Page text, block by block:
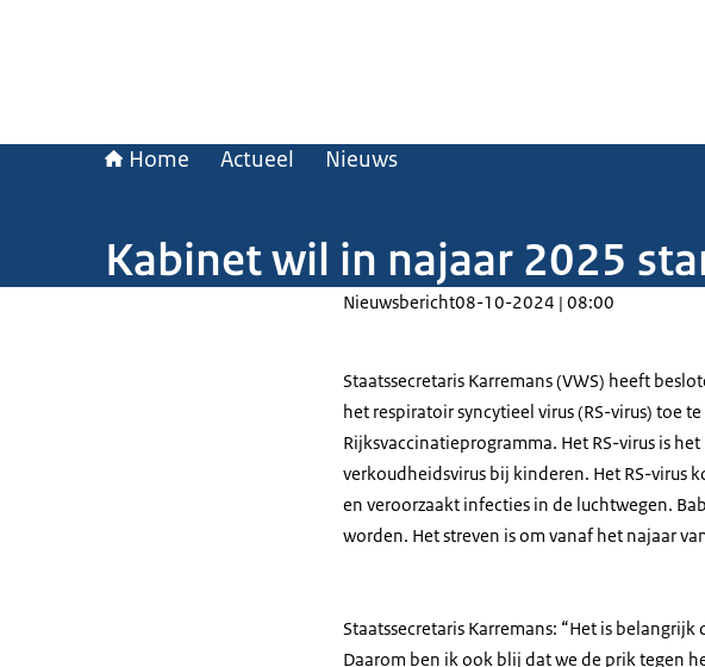
Home Actueel Nieuws
Kabinet wil in najaar 2025
Nieuwsbericht08-10-2024 | 08:00
Staatssecretaris Karremans (VWS) heeft
het respiratoir syncytieel virus (RS-virus) toe
Rijksvaccinatieprogramma. Het RS-virus is
verkoudheidsvirus bij kinderen. Het RS-virus
en veroorzaakt infecties in de luchtwegen.
worden. Het streven is om vanaf het najaar
Staatssecretaris Karremans: “Het is
Daarom ben ik ook blij dat we de prik tegen